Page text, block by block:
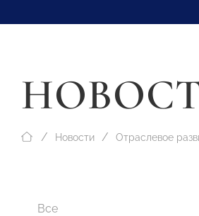
Новости Отраслевое
Все